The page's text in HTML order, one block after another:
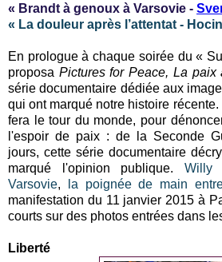
« Brandt à genoux à Varsovie -
« La douleur après l’attentat -
En prologue à chaque soirée du «
proposa Pictures for Peace, La paix
série documentaire dédiée aux
qui ont marqué notre histoire
fera le tour du monde, pour
l'espoir de paix : de la Seconde
jours, cette série documentaire
marqué l'opinion publique. Willy
Varsovie, la poignée de main
manifestation du 11 janvier 2015 à
courts sur des photos entrées dans
Liberté